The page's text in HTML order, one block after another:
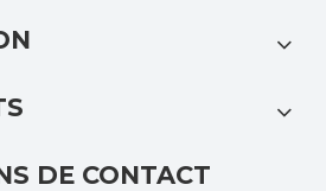
DE CONTACT